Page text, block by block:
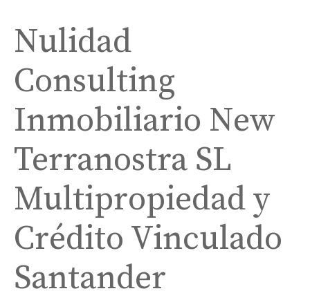
Nulidad
Consulting
Inmobiliario New
Terranostra SL
Multipropiedad y
Crédito Vinculado
Santander